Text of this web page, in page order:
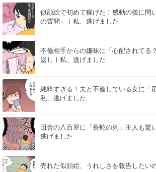
似顔絵で初めて稼げた！感動の後に問
の質問」｜私、逃げました
不倫相手からの嫌味に「心配されてる
返し｜私、逃げました
純粋すぎる！夫と不倫している女に「
私、逃げました
田舎の八百屋に「長蛇の列」主人も驚
逃げました
売れた似顔絵、うれしさを報告したい